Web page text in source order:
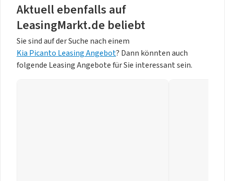
Aktuell ebenfalls auf
LeasingMarkt.de beliebt
Sie sind auf der Suche nach einem
Kia Picanto Leasing Angebot? Dann könnten auch
folgende Leasing Angebote für Sie interessant sein.